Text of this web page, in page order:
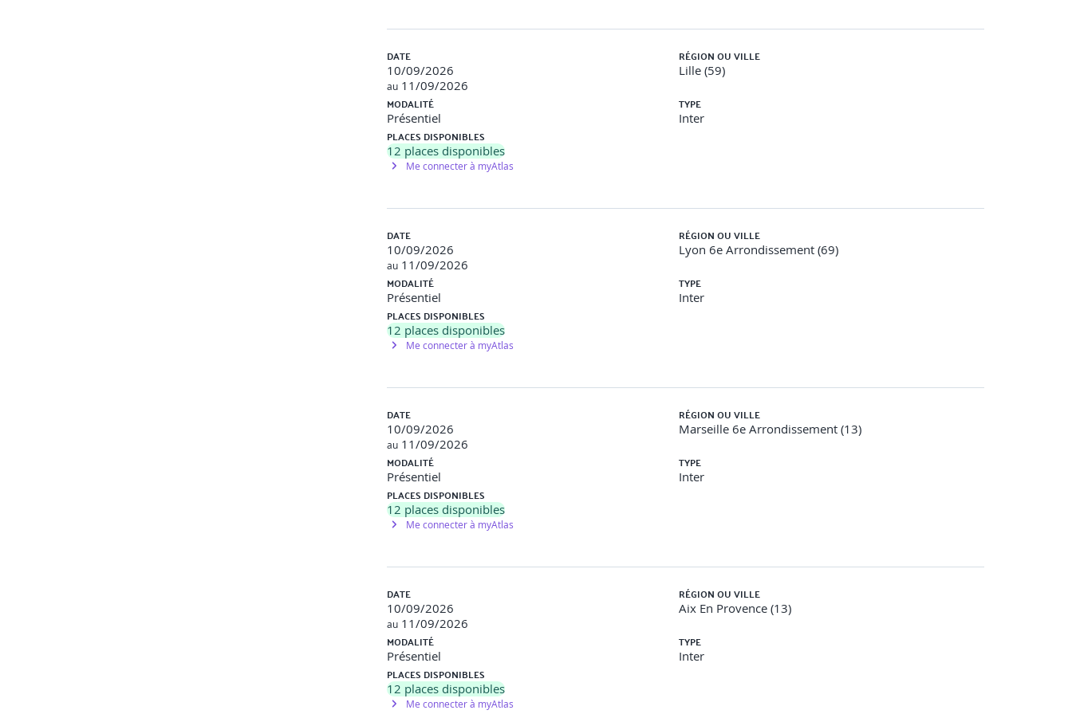
DATE
10/09/2026
au 11/09/2026
RÉGION OU VILLE
Lille (59)
MODALITÉ
Présentiel
TYPE
Inter
PLACES DISPONIBLES
12 places disponibles
Me connecter à myAtlas
DATE
10/09/2026
au 11/09/2026
RÉGION OU VILLE
Lyon 6e Arrondissement (69)
MODALITÉ
Présentiel
TYPE
Inter
PLACES DISPONIBLES
12 places disponibles
Me connecter à myAtlas
DATE
10/09/2026
au 11/09/2026
RÉGION OU VILLE
Marseille 6e Arrondissement (13)
MODALITÉ
Présentiel
TYPE
Inter
PLACES DISPONIBLES
12 places disponibles
Me connecter à myAtlas
DATE
10/09/2026
au 11/09/2026
RÉGION OU VILLE
Aix En Provence (13)
MODALITÉ
Présentiel
TYPE
Inter
PLACES DISPONIBLES
12 places disponibles
Me connecter à myAtlas